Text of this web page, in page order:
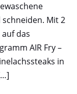
Mit 2
das
AIR Fry –
in